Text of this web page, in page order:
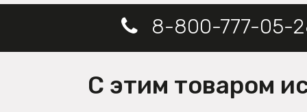
8-800-777-05-
С этим товаром